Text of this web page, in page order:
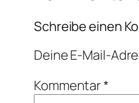
Schreibe einen
Deine E-Mail-
Kommentar*